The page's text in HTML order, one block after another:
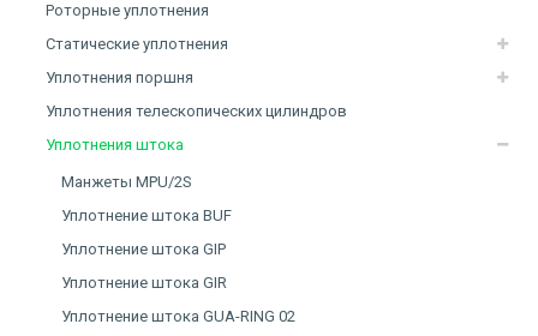
Роторные уплотнения
Статические уплотнения
Уплотнения поршня
Уплотнения телескопических цилиндров
Уплотнения штока
Манжеты MPU/2S
Уплотнение штока BUF
Уплотнение штока GIP
Уплотнение штока GIR
Уплотнение штока GUA-RING 02